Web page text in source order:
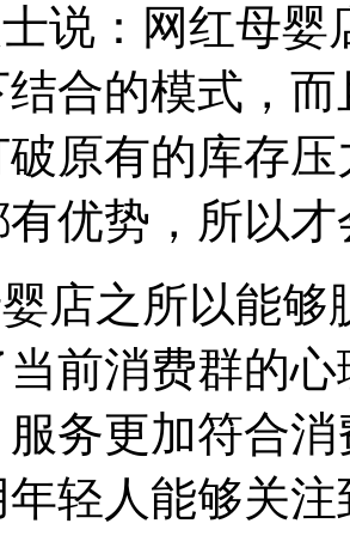
说：网红母婴
合的模式，
原有的库存
优势，所以
店之所以能
前消费群的
务更加符合
轻人能够关